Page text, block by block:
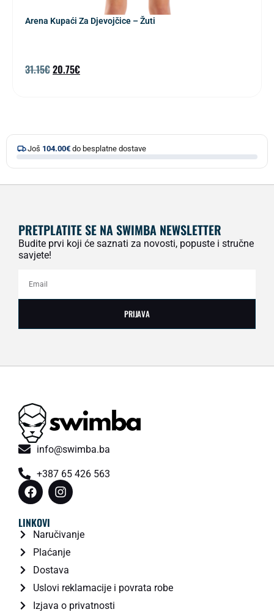
Arena Kupaći Za Djevojčice – Žuti
31.15€20.75€
Još 104.00€ do besplatne dostave
PRETPLATITE SE NA SWIMBA NEWSLETTER
Budite prvi koji će saznati za novosti, popuste i stručne
savjete!
PRIJAVA
info@swimba.ba
+387 65 426 563
LINKOVI
Naručivanje
Plaćanje
Dostava
Uslovi reklamacije i povrata robe
Izjava o privatnosti